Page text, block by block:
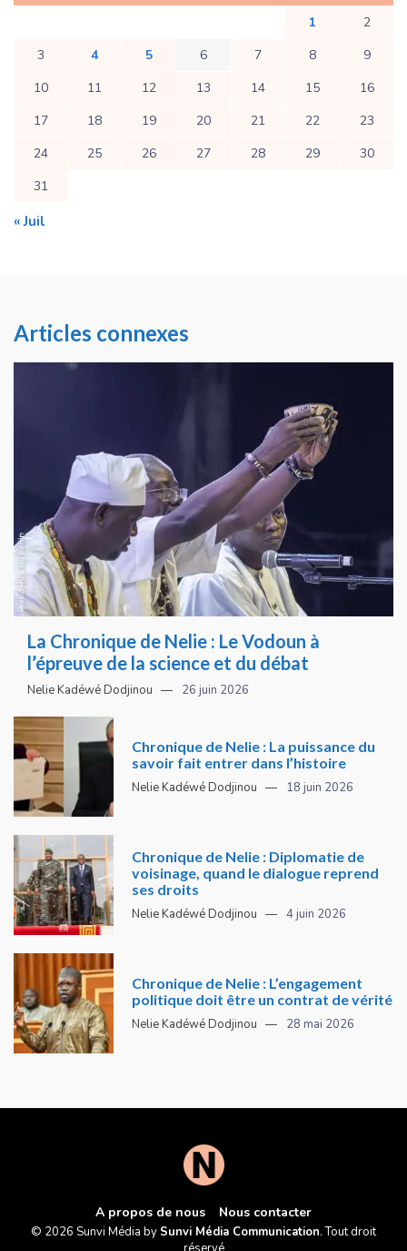
1
2
3
4 5 6 7 8
9
10
11 12 13 14 15
16
17
18 19 20 21 22
23
24
25 26 27 28 29
30
31
« Juil
Articles connexes
La Chronique de Nelie : Le Vodoun à
l’épreuve de la science et du débat
Nelie Kadéwé Dodjinou 26 juin 2026
Chronique de Nelie : La puissance du
savoir fait entrer dans l’histoire
Nelie Kadéwé Dodjinou 18 juin 2026
Chronique de Nelie : Diplomatie de
voisinage, quand le dialogue reprend
ses droits
Nelie Kadéwé Dodjinou 4 juin 2026
Chronique de Nelie : L’engagement
politique doit être un contrat de vérité
Nelie Kadéwé Dodjinou 28 mai 2026
A propos de nous Nous contacter
© 2026 Sunvi Média by Sunvi Média Communication. Tout droit